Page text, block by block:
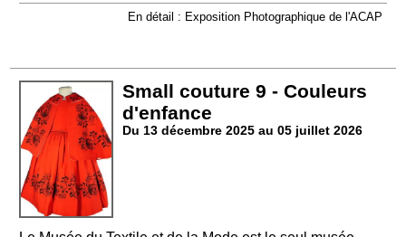
En détail : Exposition Photographique de l'ACAP
Small couture 9 - Couleurs
d'enfance
Du 13 décembre 2025 au 05 juillet 2026